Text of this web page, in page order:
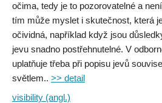
očima, tedy je to pozorovatelné a
tím může myslet i skutečnost, která
očividná, například když jsou
jevu snadno postřehnutelné. V
uplatňuje třeba při popisu jevů
světlem.. >> detail
visibility (angl.)